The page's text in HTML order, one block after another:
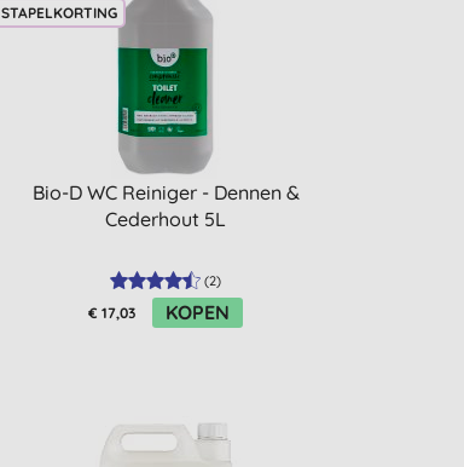
STAPELKORTING
Bio-D WC Reiniger - Dennen &
Cederhout 5L
(2)
€ 17,03 KOPEN